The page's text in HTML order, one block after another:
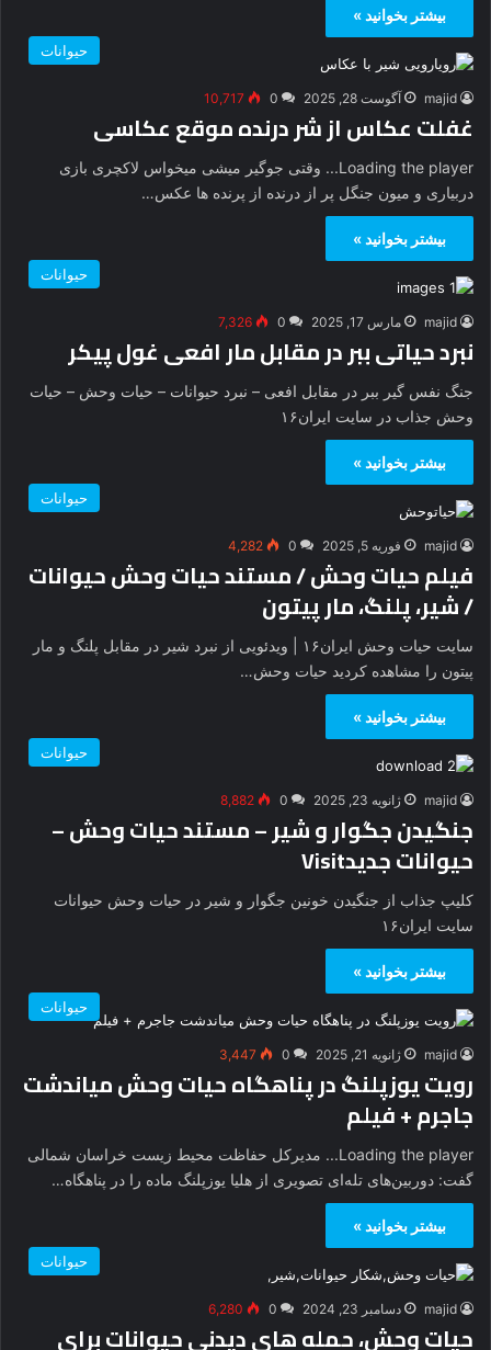
بیشتر بخوانید »
حیوانات
majid آگوست 28, 2025 0
10,717
غفلت عکاس از شر درنده موقع عکاسی
Loading the player... وقتی جوگیر میشی میخواس لاکچری بازی
دربیاری و میون جنگل پر از درنده از پرنده ها عکس…
بیشتر بخوانید »
حیوانات
majid مارس 17, 2025 0
7,326
نبرد حیاتی ببر در مقابل مار افعی غول پیکر
جنگ نفس گیر ببر در مقابل افعی – نبرد حیوانات – حیات وحش – حیات
وحش جذاب در سایت ایران۱۶
بیشتر بخوانید »
حیوانات
majid فوریه 5, 2025 0
4,282
فیلم حیات وحش / مستند حیات وحش حیوانات
/ شیر، پلنگ، مار پیتون
سایت حیات وحش ایران۱۶ | ویدئویی از نبرد شیر در مقابل پلنگ و مار
پیتون را مشاهده کردید حیات وحش…
بیشتر بخوانید »
حیوانات
majid ژانویه 23, 2025 0
8,882
جنگیدن جگوار و شیر – مستند حیات وحش –
حیوانات جدید‬‎ Visit
کلیپ جذاب از جنگیدن خونین جگوار و شیر در حیات وحش حیوانات
سایت ایران۱۶
بیشتر بخوانید »
حیوانات
majid ژانویه 21, 2025 0
3,447
رویت یوزپلنگ در پناهگاه حیات وحش میاندشت
جاجرم + فیلم
Loading the player... مدیرکل حفاظت محیط زیست خراسان شمالی
گفت: دوربین‌های تله‌ای تصویری از هلیا یوزپلنگ ماده را در پناهگاه…
بیشتر بخوانید »
حیوانات
majid دسامبر 23, 2024 0
6,280
حیات وحش، حمله های دیدنی حیوانات برای